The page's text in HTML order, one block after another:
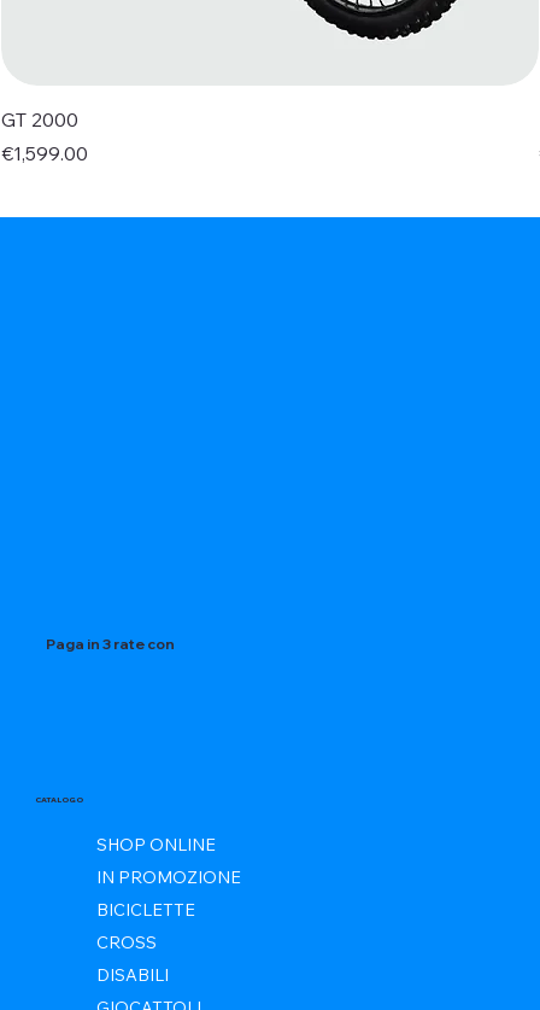
GT 2000
Price
€1,599.00
Paga in 3 rate con
CATALOGO
SHOP ONLINE
IN PROMOZIONE
BICICLETTE
CROSS
DISABILI